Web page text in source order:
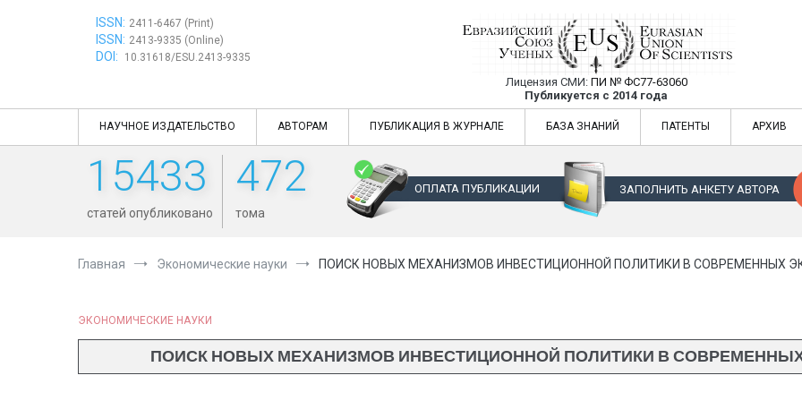
ISSN: 2411-6467 (Print)
ISSN: 2413-9335 (Online)
DOI: 10.31618/ESU.2413-9335
Евразийский Союз Ученых —
Лицензия СМИ: ПИ № ФС77-63060
Публикуется с 2014 года
Евразийский Союз Ученых — публикация научных статей в
НАУЧНОЕ ИЗДАТЕЛЬСТВО АВТОРАМ ПУБЛИКАЦИЯ В ЖУРНАЛЕ БАЗА ЗНАНИЙ ПАТЕНТЫ АРХИВ
15433
статей опубликовано
472
тома
ОПЛАТА ПУБЛИКАЦИИ ЗАПОЛНИТЬ АНКЕТУ АВТОРА
Главная Экономические науки ПОИСК НОВЫХ МЕХАНИЗМОВ ИНВЕСТИЦИОННОЙ ПОЛИТИКИ В СОВРЕМЕННЫХ
ЭКОНОМИЧЕСКИЕ НАУКИ
ПОИСК НОВЫХ МЕХАНИЗМОВ ИНВЕСТИЦИОННОЙ ПОЛИТИКИ В